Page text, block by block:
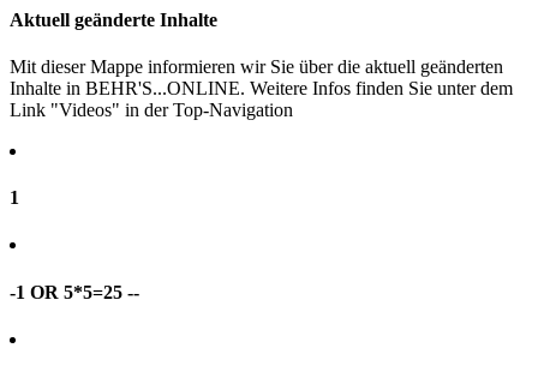
Aktuell geänderte Inhalte
Mit dieser Mappe informieren wir Sie über die aktuell geänderten
Inhalte in BEHR'S...ONLINE. Weitere Infos finden Sie unter dem
Link "Videos" in der Top-Navigation
1
-1 OR 5*5=25 --